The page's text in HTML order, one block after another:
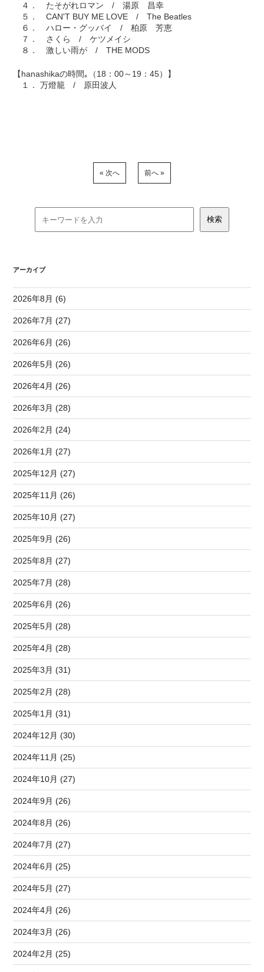
４． たそがれロマン / 湯原 昌幸
５． CAN'T BUY ME LOVE / The Beatles
６． ハロー・グッバイ / 柏原 芳恵
７． さくら / ケツメイシ
８． 激しい雨が / THE MODS
【hanashikaの時間｡（18：00～19：45）】
１． 万燈籠 / 原田波人
« 次へ 前へ »
アーカイブ
2026年8月 (6)
2026年7月 (27)
2026年6月 (26)
2026年5月 (26)
2026年4月 (26)
2026年3月 (28)
2026年2月 (24)
2026年1月 (27)
2025年12月 (27)
2025年11月 (26)
2025年10月 (27)
2025年9月 (26)
2025年8月 (27)
2025年7月 (28)
2025年6月 (26)
2025年5月 (28)
2025年4月 (28)
2025年3月 (31)
2025年2月 (28)
2025年1月 (31)
2024年12月 (30)
2024年11月 (25)
2024年10月 (27)
2024年9月 (26)
2024年8月 (26)
2024年7月 (27)
2024年6月 (25)
2024年5月 (27)
2024年4月 (26)
2024年3月 (26)
2024年2月 (25)